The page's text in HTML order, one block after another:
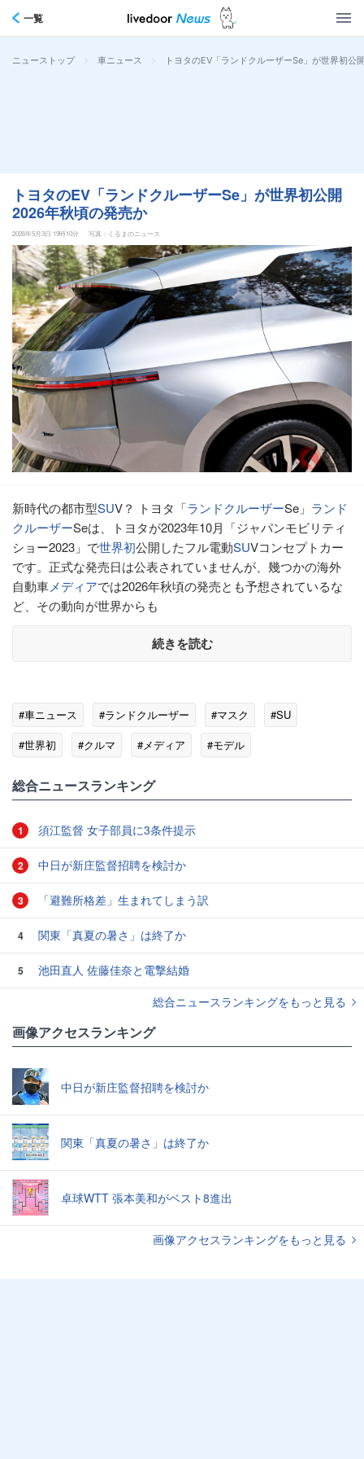
一覧
ニューストップ > 車ニュース > トヨタのEV「ランドクルーザーSe」が世界初公
トヨタのEV「ランドクルーザーSe」が世界初公開
2026年秋頃の発売か
2026年5月3日 19時10分 写真：くるまのニュース
新時代の都市型SUV？ トヨタ「ランドクルーザーSe」 ランド
クルーザーSeは、トヨタが2023年10月「ジャパンモビリティ
ショー2023」で世界初公開したフル電動SUVコンセプトカー
です。正式な発売日は公表されていませんが、幾つかの海外
自動車メディアでは2026年秋頃の発売とも予想されているな
ど、その動向が世界からも
続きを読む
#車ニュース #ランドクルーザー #マスク
#SU
#世界初
#クルマ #メディア #モデル
総合ニュースランキング
1 須江監督 女子部員に3条件提示
2 中日が新庄監督招聘を検討か
3 「避難所格差」生まれてしまう訳
4 関東「真夏の暑さ」は終了か
5
池田直人 佐藤佳奈と電撃結婚
総合ニュースランキングをもっと見る
画像アクセスランキング
中日が新庄監督招聘を検討か
関東「真夏の暑さ」は終了か
卓球WTT 張本美和がベスト8進出
画像アクセスランキングをもっと見る